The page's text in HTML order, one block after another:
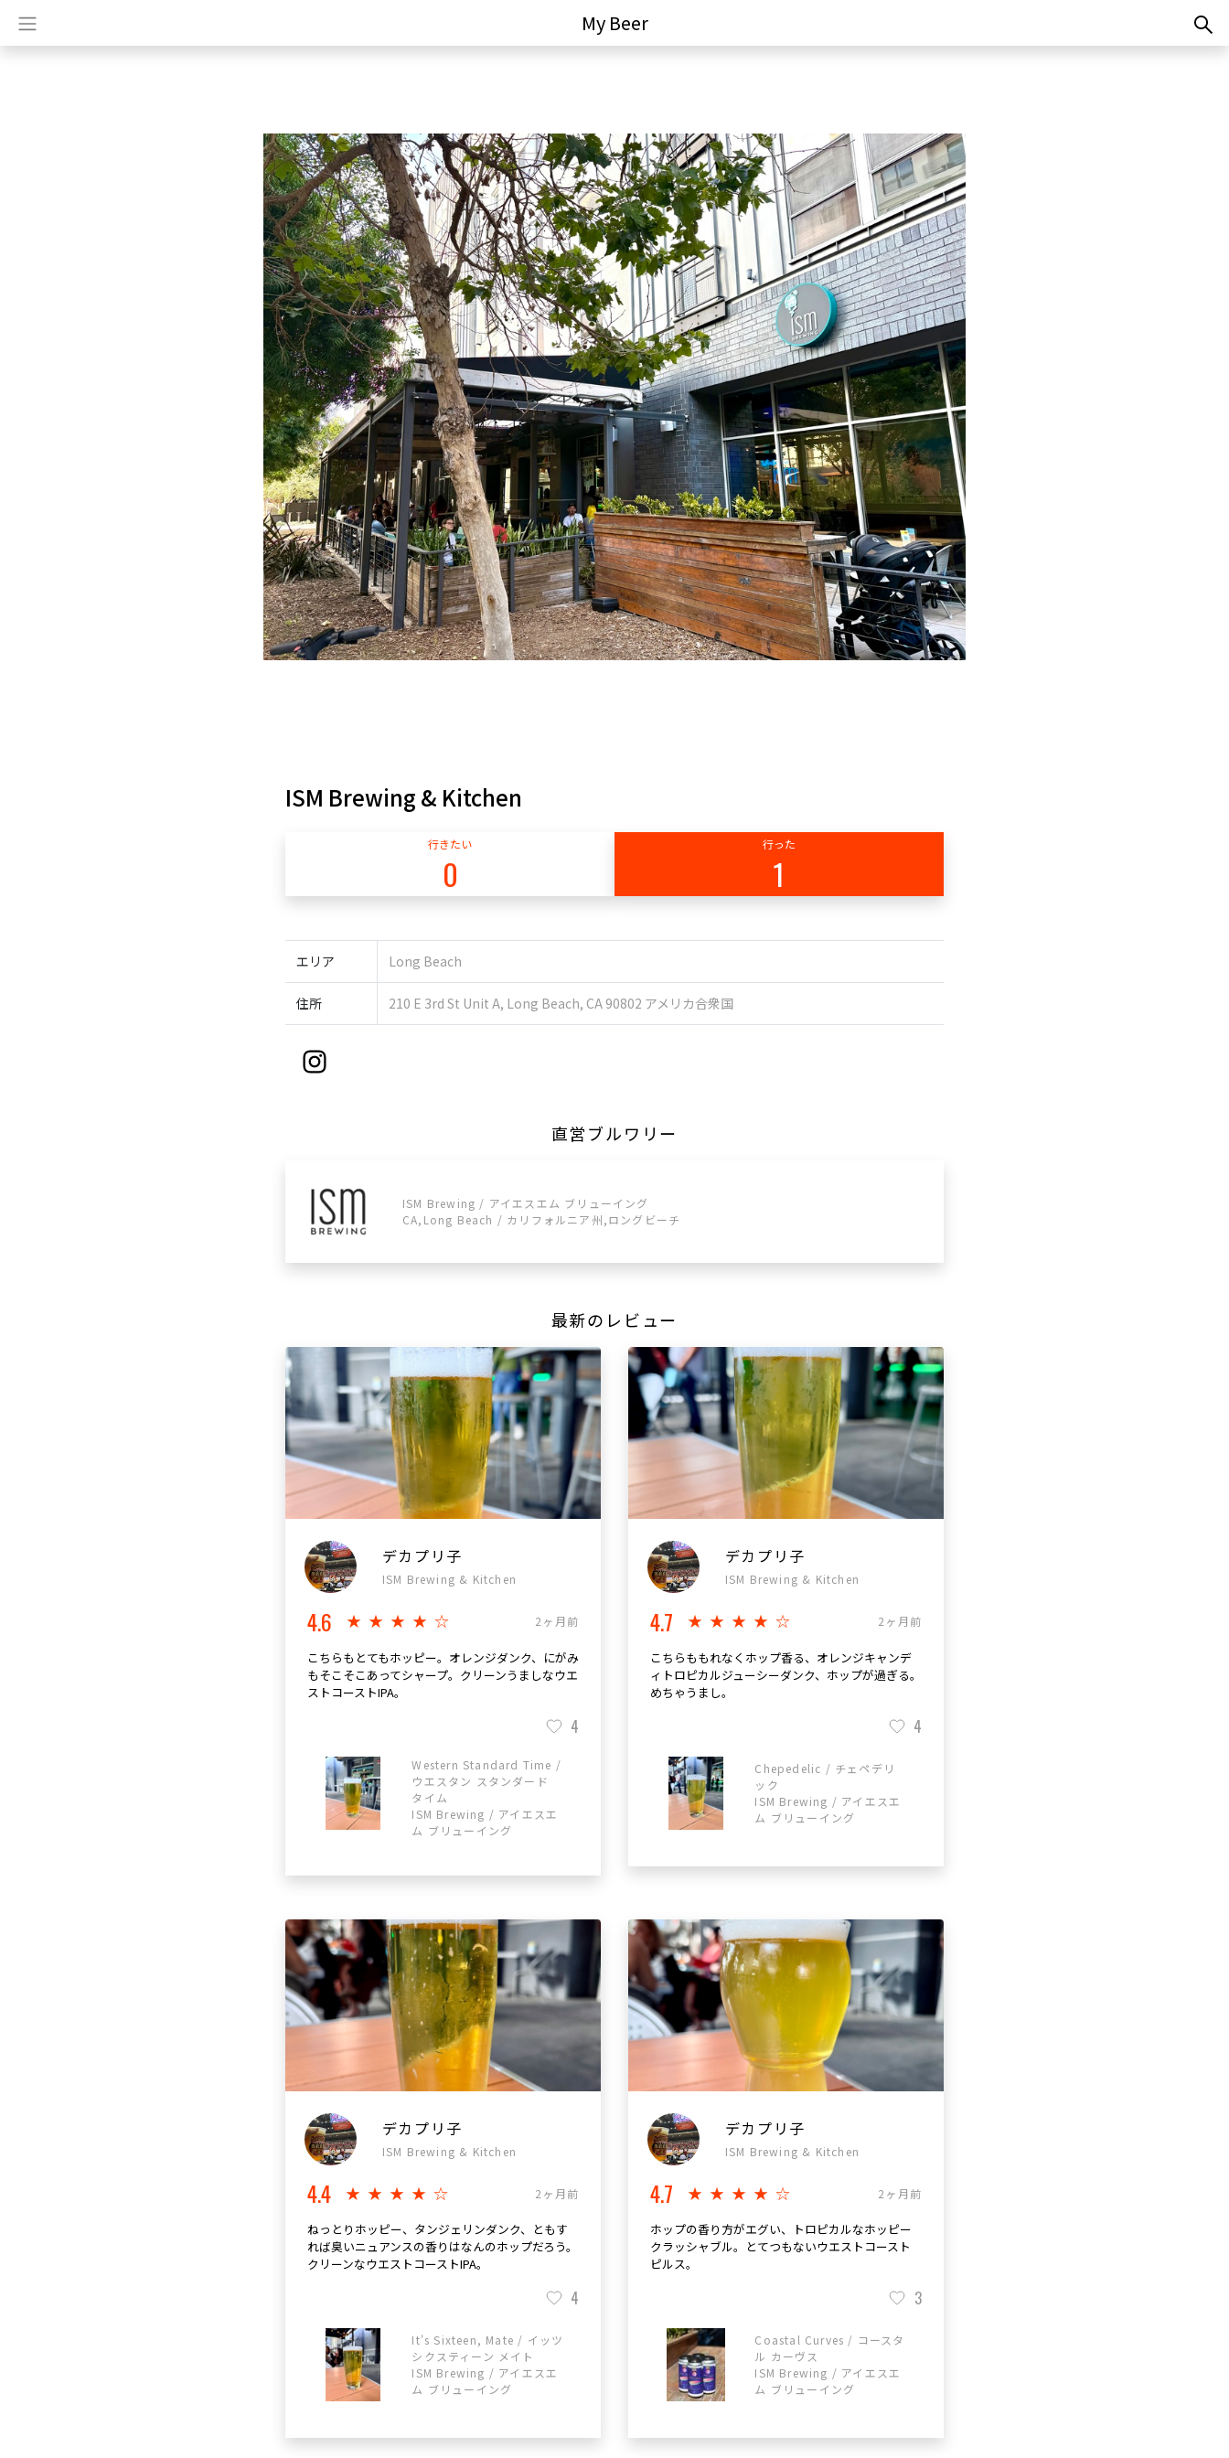
My Beer
ISM Brewing & Kitchen
行きたい
0
行った
1
エリア Long Beach
住所 210 E 3rd St Unit A, Long Beach, CA 90802 アメリカ合衆国
直営ブルワリー
ISM Brewing / アイエスエム ブリューイング
CA,Long Beach / カリフォルニア州,ロングビーチ
最新のレビュー
デカプリ子
ISM Brewing & Kitchen
4.6 ★★★★☆ 2ヶ月前
こちらもとてもホッピー。オレンジダンク、にがみ
もそこそこあってシャープ。クリーンうましなウエ
ストコーストIPA。
4
Western Standard Time /
ウエスタン スタンダード
タイム
ISM Brewing / アイエスエ
ム ブリューイング
デカプリ子
ISM Brewing & Kitchen
4.7 ★★★★☆ 2ヶ月前
こちらももれなくホップ香る、オレンジキャンデ
ィトロピカルジューシーダンク、ホップが過ぎる。
めちゃうまし。
4
Chepedelic / チェペデリ
ック
ISM Brewing / アイエスエ
ム ブリューイング
デカプリ子
ISM Brewing & Kitchen
4.4 ★★★★☆ 2ヶ月前
ねっとりホッピー、タンジェリンダンク、ともす
れば臭いニュアンスの香りはなんのホップだろう。
クリーンなウエストコーストIPA。
4
It's Sixteen, Mate / イッツ
シクスティーン メイト
ISM Brewing / アイエスエ
ム ブリューイング
デカプリ子
ISM Brewing & Kitchen
4.7 ★★★★☆ 2ヶ月前
ホップの香り方がエグい、トロピカルなホッピー
クラッシャブル。とてつもないウエストコースト
ピルス。
3
Coastal Curves / コースタ
ル カーヴス
ISM Brewing / アイエスエ
ム ブリューイング